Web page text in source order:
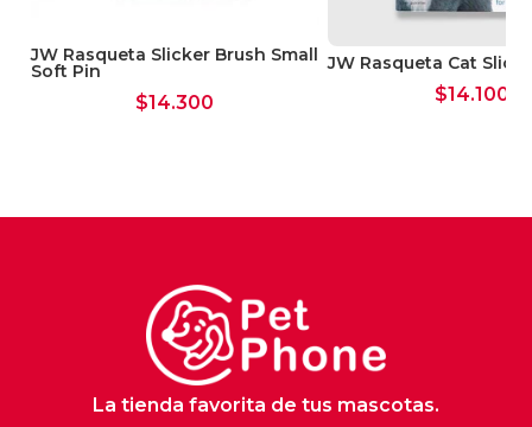
JW Rasqueta Slicker Brush Small
Soft Pin
$14.300
JW Rasqueta Cat
$14.100
La tienda favorita de tus mascotas.